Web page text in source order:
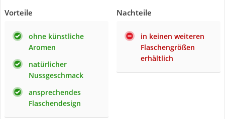
Vorteile
ohne künstliche
Aromen
natürlicher
Nussgeschmack
ansprechendes
Flaschendesign
Nachteile
in keinen weiteren
Flaschengrößen
erhältlich